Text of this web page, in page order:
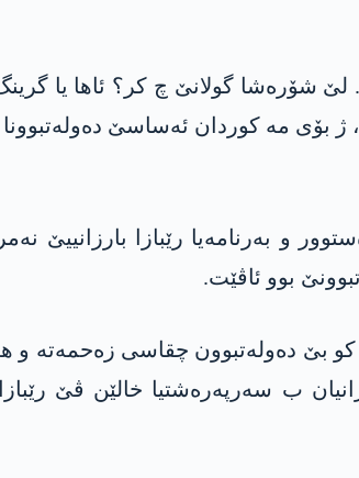
شۆرەشا گولانێ چ کر؟ ئاھا یا
مە کوردان ئەساسێ دەولەتبوونا
رێبازا بارزانییێ
بێ دەولەتبوون چقاسی زەحمەتە
ب سەرپەرەشتیا خالێن ڤێ رێبازا